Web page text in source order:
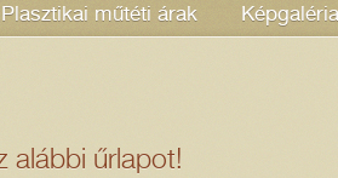
alábbi űrlapot!
Plasztikai műtéti árak Képgaléria